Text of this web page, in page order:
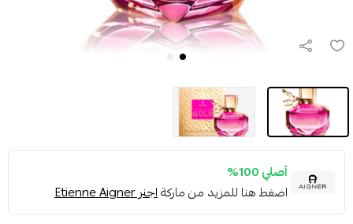
أصلي 100%
اضغط هنا للمزيد من ماركةاجنر Etienne Aigner